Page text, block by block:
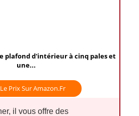
plafond d'intérieur à cinq pales et
une...
Prix Sur Amazon.fr
il vous offre des